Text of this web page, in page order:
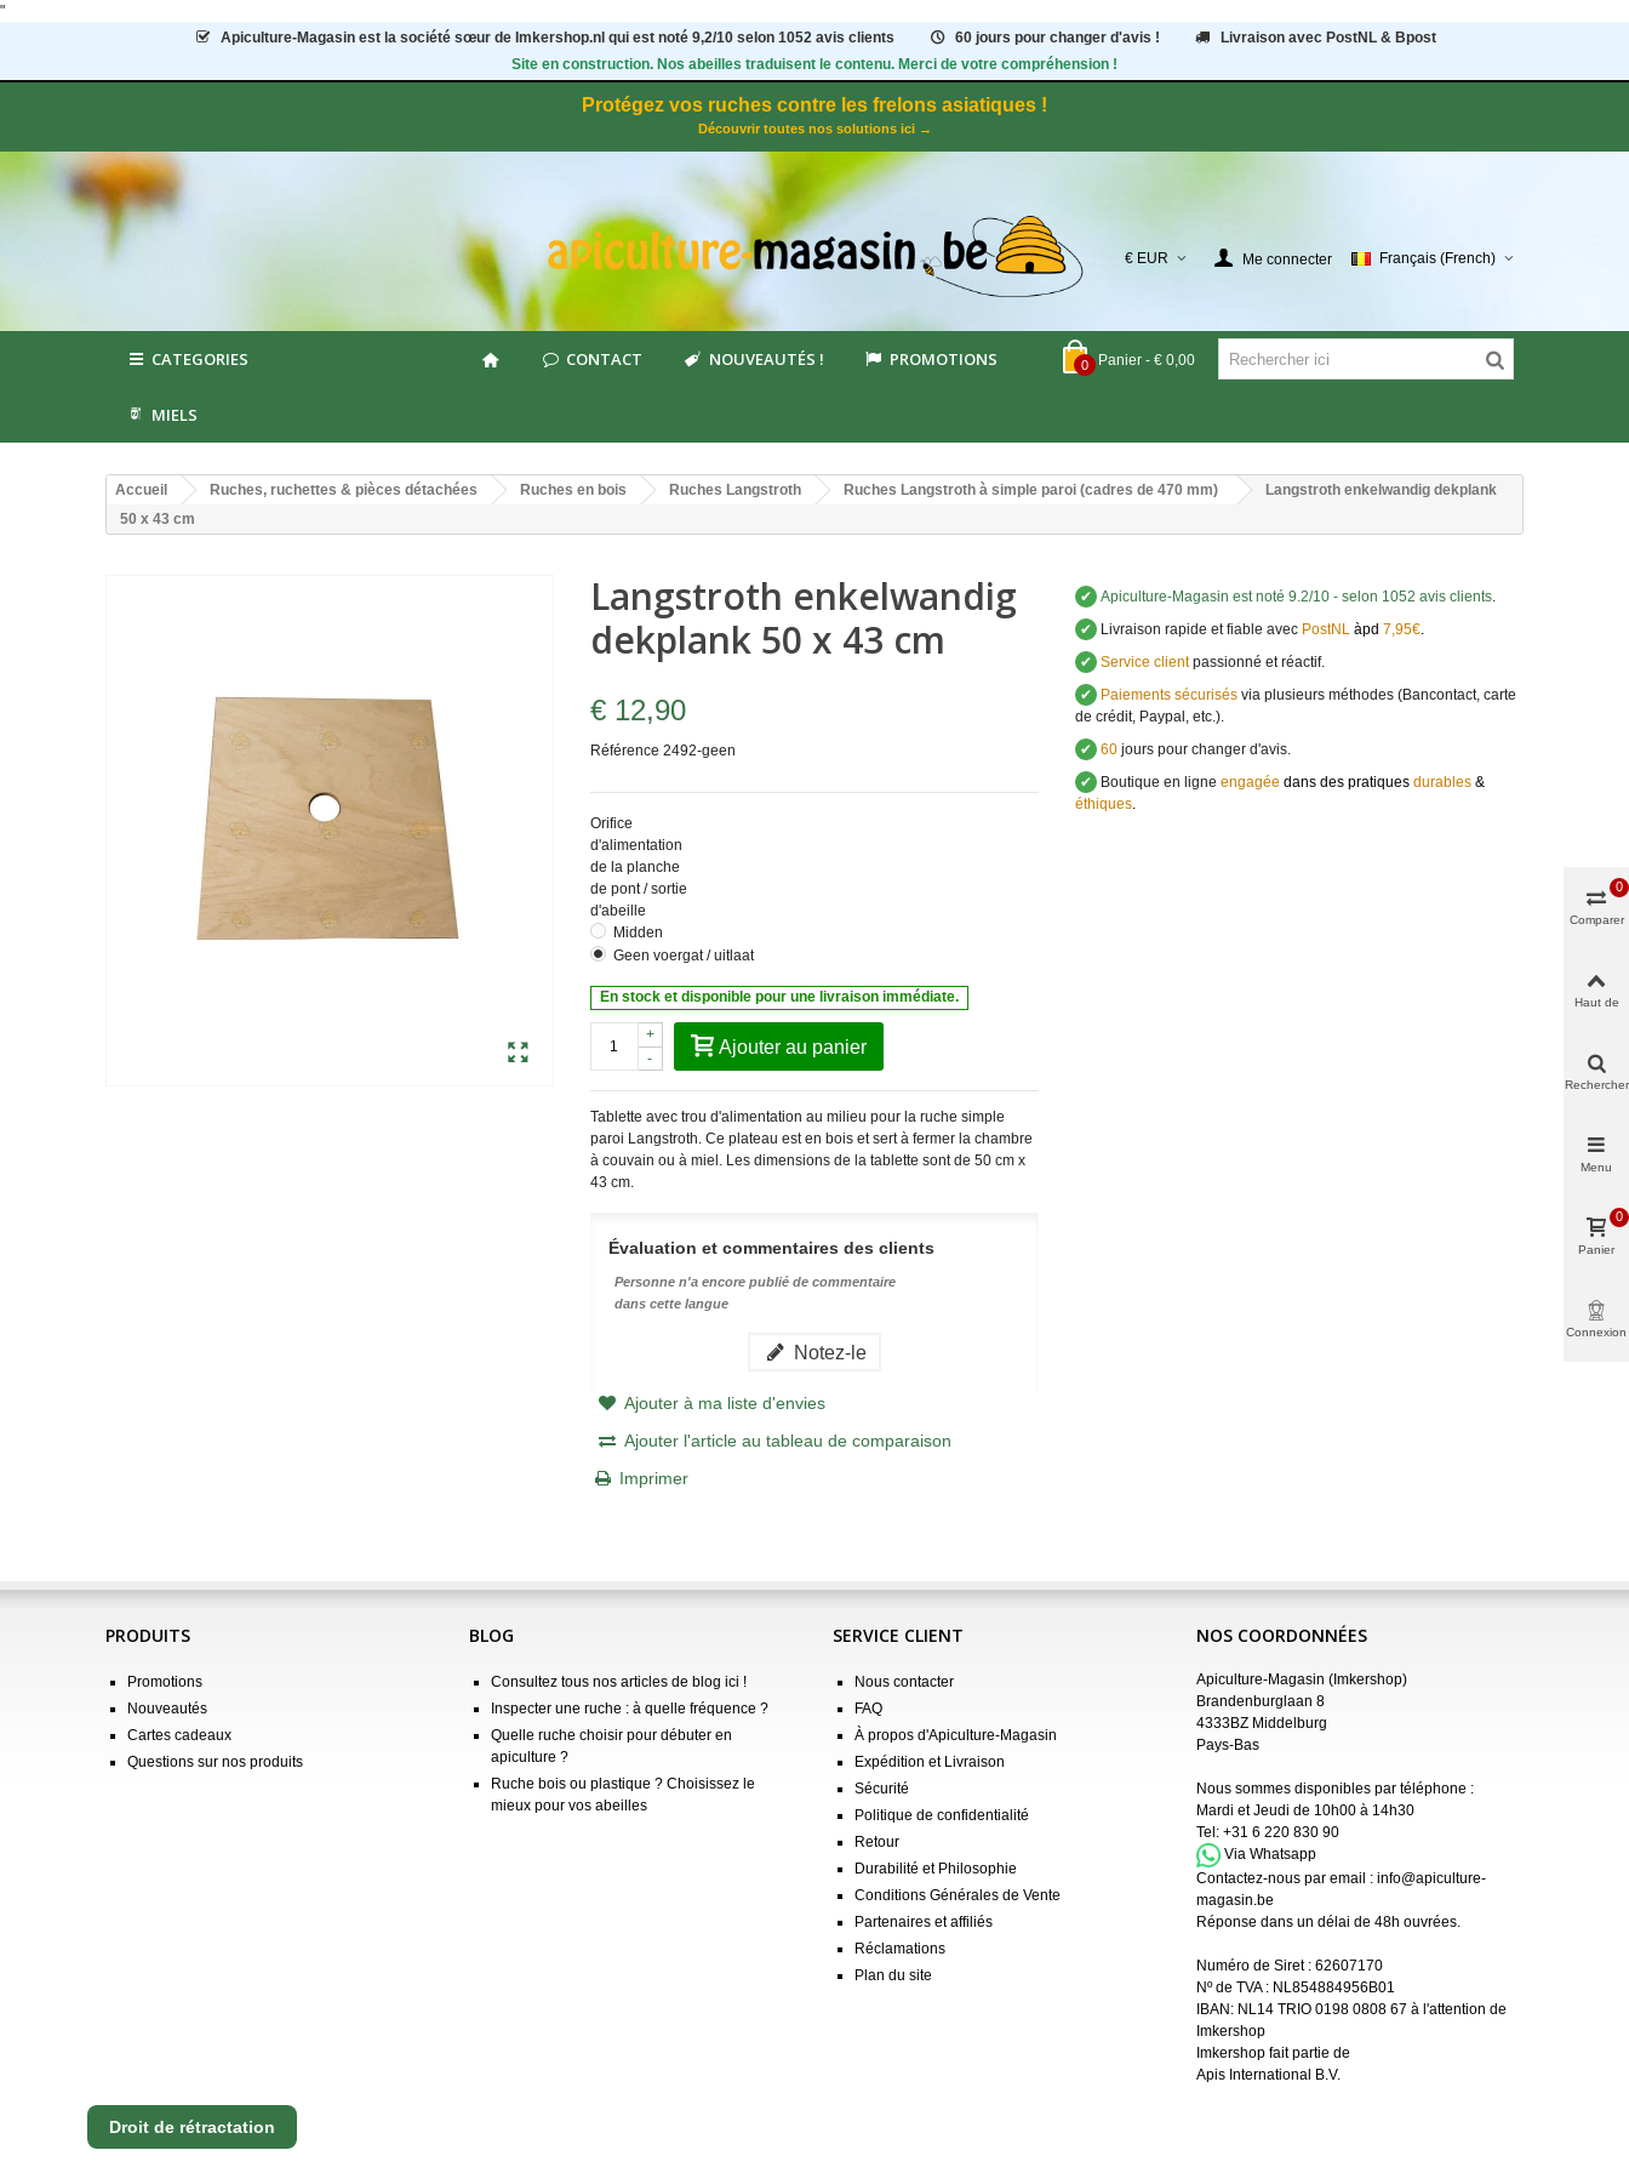
"
Apiculture-Magasin est la société sœur de Imkershop.nl qui est noté 9,2/10 selon 1052avis clients 60 jours pour changer d'avis !
Livraison avec PostNL & Bpost
Site en construction. Nos abeilles traduisent le contenu. Merci de votre compréhension !
Protégez vos ruches contre les frelons asiatiques !
Découvrir toutes nos solutions ici →
€ EUR Me connecter Français (French)
0 Panier - € 0,00
CATEGORIES CONTACT NOUVEAUTÉS ! PROMOTIONS
MIELS
Accueil Ruches, ruchettes & pièces détachées Ruches en bois Ruches Langstroth Ruches Langstroth à simple paroi (cadres de 470 mm)
Langstroth enkelwandig dekplank
50 x 43 cm
Langstroth enkelwandig
dekplank 50 x 43 cm
€ 12,90
Référence 2492-geen
Orifice
d'alimentation
de la planche
de pont / sortie
d'abeille
Midden
Geen voergat / uitlaat
En stock et disponible pour une livraison immédiate.
-
+
Ajouter au panier
Tablette avec trou d'alimentation au milieu pour la ruche simple
paroi Langstroth. Ce plateau est en bois et sert à fermer la chambre
à couvain ou à miel. Les dimensions de la tablette sont de 50 cm x
43 cm.
Évaluation et commentaires des clients
Personne n'a encore publié de commentaire
dans cette langue
Notez-le
Ajouter à ma liste d'envies
Ajouter l'article au tableau de comparaison
Imprimer
✔ Apiculture-Magasin est noté 9.2/10 - selon 1052 avis clients.
✔ Livraison rapide et fiable avecPostNL àpd 7,95€.
✔ Service clientpassionné et réactif.
✔ Paiements sécurisésvia plusieurs méthodes (Bancontact, carte
de crédit, Paypal, etc.).
✔ 60jours pour changer d'avis.
✔ Boutique en ligne engagée dans des pratiques durables&
éthiques.
PRODUITS
Promotions
Nouveautés
Cartes cadeaux
Questions sur nos produits
BLOG
Consultez tous nos articles de blog ici !
Inspecter une ruche : à quelle fréquence ?
Quelle ruche choisir pour débuter en
apiculture ?
Ruche bois ou plastique ? Choisissez le
mieux pour vos abeilles
SERVICE CLIENT
Nous contacter
FAQ
À propos d'Apiculture-Magasin
Expédition et Livraison
Sécurité
Politique de confidentialité
Retour
Durabilité et Philosophie
Conditions Générales de Vente
Partenaires et affiliés
Réclamations
Plan du site
NOS COORDONNÉES
Apiculture-Magasin (Imkershop)
Brandenburglaan 8
4333BZ Middelburg
Pays-Bas
Nous sommes disponibles par téléphone :
Mardi et Jeudi de 10h00 à 14h30
Tel: +31 6 220 830 90
Via Whatsapp
Contactez-nous par email : info@apiculture-
magasin.be
Réponse dans un délai de 48h ouvrées.
Numéro de Siret : 62607170
Nº de TVA : NL854884956B01
IBAN: NL14 TRIO 0198 0808 67 à l'attention de
Imkershop
Imkershop fait partie de
Apis International B.V.
Droit de rétractation
Comparer
0
Haut de
Rechercher
Menu
Panier
0
Connexion